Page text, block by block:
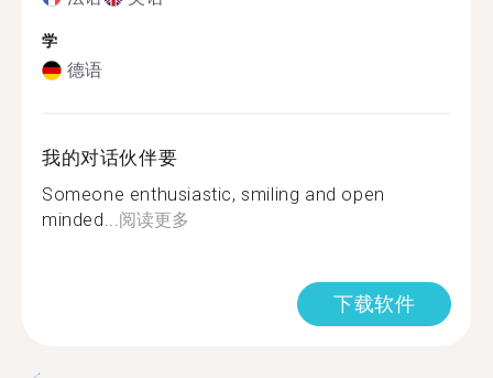
学
德语
我的对话伙伴要
Someone enthusiastic, smiling and open
minded...阅读更多
下载软件